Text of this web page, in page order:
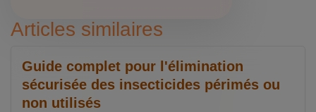
Articles similaires
Guide complet pour l'élimination
sécurisée des insecticides périmés ou
non utilisés